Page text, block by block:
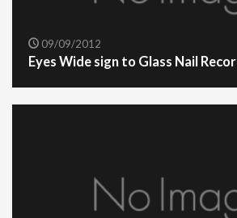
09/09/2012
Eyes Wide sign to Glass Nail